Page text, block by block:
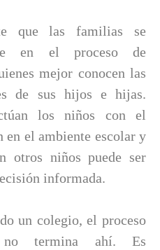
que las familias se
en el proceso de
mejor conocen las
de sus hijos e hijas.
los niños con el
en el ambiente escolar y
otros niños puede ser
informada.
un colegio, el proceso
no termina ahí. Es